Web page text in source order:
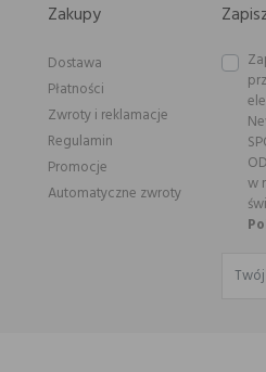
Zakupy
Dostawa
Płatności
Zwroty i reklamacje
Regulamin
Promocje
Automatyczne zwroty
w